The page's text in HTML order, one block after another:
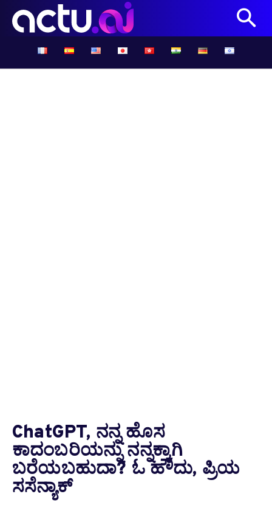
ChatGPT, ನನ್ನ ಹೊಸ
ಕಾದಂಬರಿಯನ್ನು ನನ್ನಕ್ಕಾಗಿ
ಬರೆಯಬಹುದಾ? ಓ ಹೌದು, ಪ್ರಿಯ
ಸಸೆನ್ಯಾಕ್